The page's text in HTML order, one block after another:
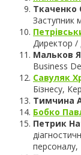
Ткаченко
Заступник
Директор /
Мальков
Business
Савуляк
Бізнесу,
Тимчина
Бобко
Петрик
персоналу,